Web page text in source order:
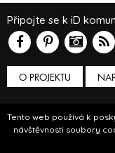
Tento web používá k
návštěvnosti soubory
O PROJEKTU
Připojte se k iD
Podmínky používání
© Insidecor 2013-2019.